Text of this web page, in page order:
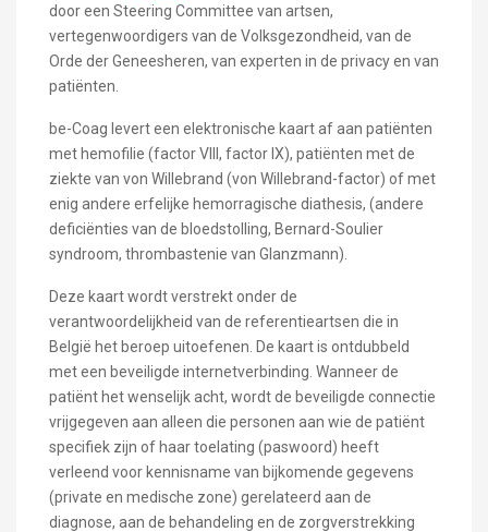
door een Steering Committee van artsen,
vertegenwoordigers van de Volksgezondheid, van de
Orde der Geneesheren, van experten in de privacy en van
patiënten.
be-Coag levert een elektronische kaart af aan patiënten
met hemofilie (factor VIII, factor IX), patiënten met de
ziekte van von Willebrand (von Willebrand-factor) of met
enig andere erfelijke hemorragische diathesis, (andere
deficiënties van de bloedstolling, Bernard-Soulier
syndroom, thrombastenie van Glanzmann).
Deze kaart wordt verstrekt onder de
verantwoordelijkheid van de referentieartsen die in
België het beroep uitoefenen. De kaart is ontdubbeld
met een beveiligde internetverbinding. Wanneer de
patiënt het wenselijk acht, wordt de beveiligde connectie
vrijgegeven aan alleen die personen aan wie de patiënt
specifiek zijn of haar toelating (paswoord) heeft
verleend voor kennisname van bijkomende gegevens
(private en medische zone) gerelateerd aan de
diagnose, aan de behandeling en de zorgverstrekking